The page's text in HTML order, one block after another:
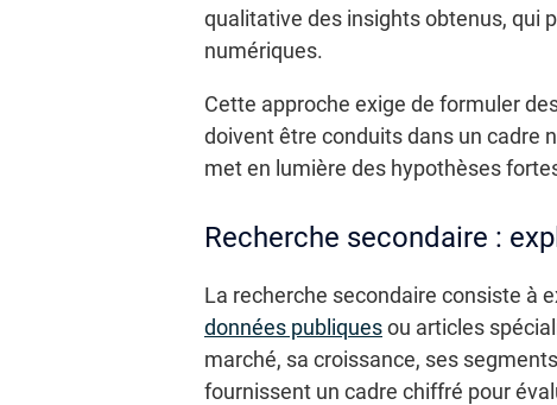
qualitative des insights obtenus, qui
numériques.
Cette approche exige de formuler
doivent être conduits dans un cadre
met en lumière des hypothèses
Recherche secondaire :
La recherche secondaire consiste à
données publiques ou articles
marché, sa croissance, ses
fournissent un cadre chiffré pour